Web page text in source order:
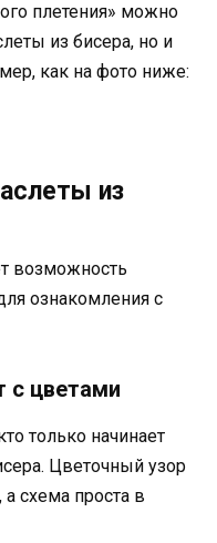
плетения» можно
из бисера, но и
как на фото ниже:
из
возможность
ознакомления с
с цветами
только начинает
Цветочный узор
схема проста в